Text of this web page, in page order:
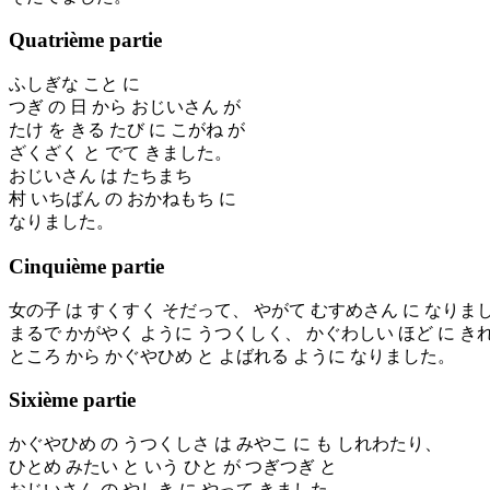
Quatrième partie
ふしぎな こと に
つぎ の 日 から おじいさん が
たけ を きる たび に こがね が
ざくざく と でて きました。
おじいさん は たちまち
村 いちばん の おかねもち に
なりました。
Cinquième partie
女の子 は すくすく そだって、 やがて むすめさん に なりまし
まるで かがやく ように うつくしく、 かぐわしい ほど に き
ところ から かぐやひめ と よばれる ように なりました。
Sixième partie
かぐやひめ の うつくしさ は みやこ に も しれわたり、
ひとめ みたい と いう ひと が つぎつぎ と